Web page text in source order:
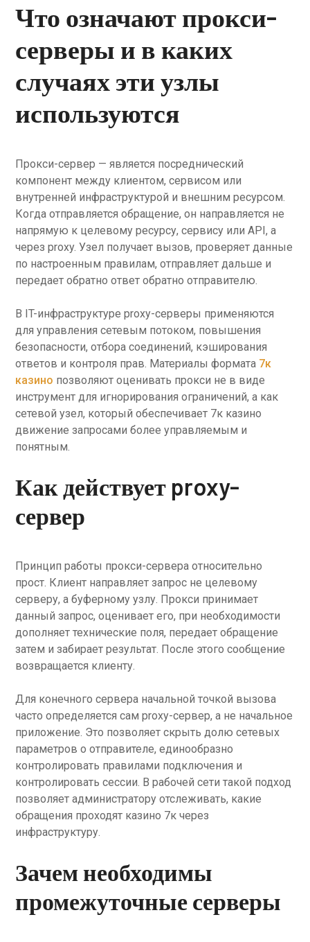
Что означают прокси-
серверы и в каких
случаях эти узлы
используются
Прокси-сервер — является посреднический
компонент между клиентом, сервисом или
внутренней инфраструктурой и внешним ресурсом.
Когда отправляется обращение, он направляется не
напрямую к целевому ресурсу, сервису или API, а
через proxy. Узел получает вызов, проверяет данные
по настроенным правилам, отправляет дальше и
передает обратно ответ обратно отправителю.
В IT-инфраструктуре proxy-серверы применяются
для управления сетевым потоком, повышения
безопасности, отбора соединений, кэширования
ответов и контроля прав. Материалы формата 7к
казино позволяют оценивать прокси не в виде
инструмент для игнорирования ограничений, а как
сетевой узел, который обеспечивает 7к казино
движение запросами более управляемым и
понятным.
Как действует proxy-
сервер
Принцип работы прокси-сервера относительно
прост. Клиент направляет запрос не целевому
серверу, а буферному узлу. Прокси принимает
данный запрос, оценивает его, при необходимости
дополняет технические поля, передает обращение
затем и забирает результат. После этого сообщение
возвращается клиенту.
Для конечного сервера начальной точкой вызова
часто определяется сам proxy-сервер, а не начальное
приложение. Это позволяет скрыть долю сетевых
параметров о отправителе, единообразно
контролировать правилами подключения и
контролировать сессии. В рабочей сети такой подход
позволяет администратору отслеживать, какие
обращения проходят казино 7к через
инфраструктуру.
Зачем необходимы
промежуточные серверы